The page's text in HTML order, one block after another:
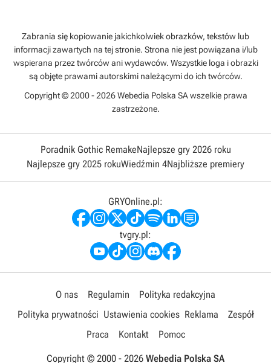
Zabrania się kopiowanie jakichkolwiek obrazków, tekstów lub
informacji zawartych na tej stronie. Strona nie jest powiązana i/lub
wspierana przez twórców ani wydawców. Wszystkie loga i obrazki
są objęte prawami autorskimi należącymi do ich twórców.
Copyright © 2000 - 2026 Webedia Polska SA wszelkie prawa
zastrzeżone.
Poradnik Gothic RemakeNajlepsze gry 2026 roku
Najlepsze gry 2025 rokuWiedźmin 4Najbliższe premiery
GRYOnline.pl:
tvgry.pl:
O nas Regulamin
Polityka redakcyjna
Polityka prywatności Ustawienia cookies Reklama
Zespół
Praca
Kontakt Pomoc
Copyright © 2000 - 2026 Webedia Polska SA